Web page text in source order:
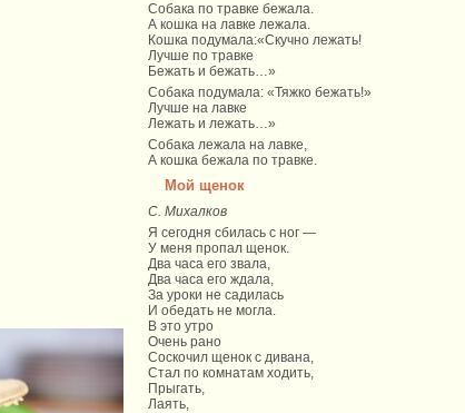
Собака по травке бежала.
А кошка на лавке лежала.
Кошка подyмала:«Скyчно лежать!
Лyчше по травке
Бежать и бежать…»
Собака подyмала: «Тяжко бежать!»
Лyчше на лавке
Лежать и лежать…»
Собака лежала на лавке,
А кошка бежала по травке.
Мой щенок
С. Михалков
Я сегодня сбилась с ног —
У меня пропал щенок.
Два часа его звала,
Два часа его ждала,
За уроки не садилась
И обедать не могла.
В это утро
Очень рано
Соскочил щенок с дивана,
Стал по комнатам ходить,
Прыгать,
Лаять,